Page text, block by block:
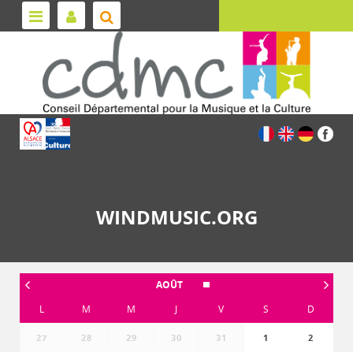
WINDMUSIC.ORG
AOÛT
L
M M J V S D
27 28 29 30 31 1 2